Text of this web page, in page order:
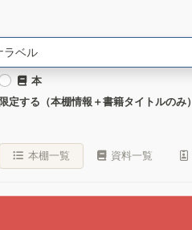
本
定する（本棚情報＋書籍タイトルのみ）
本棚一覧 資料一覧